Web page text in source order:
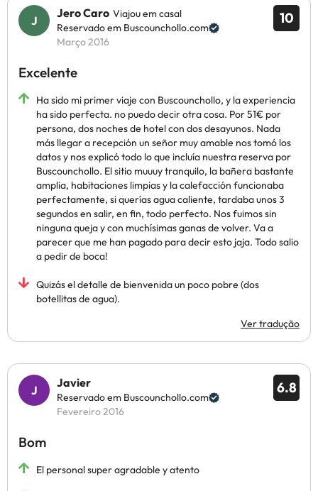
10
Jero Caro Viajou em casal
Reservado em Buscounchollo.com
Março 2016
Excelente
Ha sido mi primer viaje con Buscounchollo, y la experiencia
ha sido perfecta. no puedo decir otra cosa. Por 51€ por
persona, dos noches de hotel con dos desayunos. Nada
más llegar a recepción un señor muy amable nos tomó los
datos y nos explicó todo lo que incluía nuestra reserva por
Buscounchollo. El sitio muuuy tranquilo, la bañera bastante
amplia, habitaciones limpias y la calefacción funcionaba
perfectamente, si querías agua caliente, tardaba unos 3
segundos en salir, en fin, todo perfecto. Nos fuimos sin
ninguna queja y con muchísimas ganas de volver. Va a
parecer que me han pagado para decir esto jaja. Todo salio
a pedir de boca!
Quizás el detalle de bienvenida un poco pobre (dos
botellitas de agua).
Ver tradução
6.8
Javier
Reservado em Buscounchollo.com
Fevereiro 2016
Bom
El personal super agradable y atento